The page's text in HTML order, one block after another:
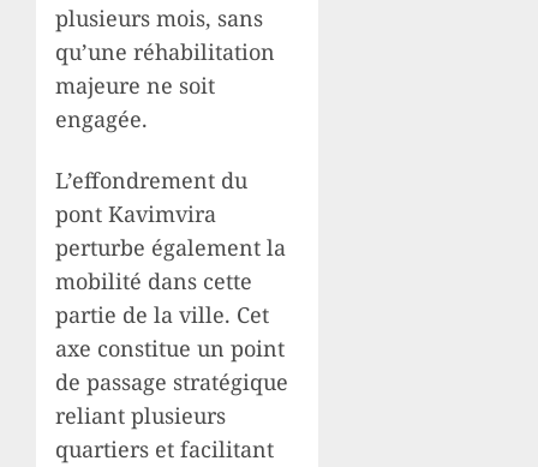
plusieurs mois, sans
qu’une réhabilitation
majeure ne soit
engagée.
L’effondrement du
pont Kavimvira
perturbe également la
mobilité dans cette
partie de la ville. Cet
axe constitue un point
de passage stratégique
reliant plusieurs
quartiers et facilitant